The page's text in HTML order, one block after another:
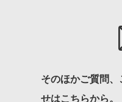
そのほかご質問
せはこちらから。